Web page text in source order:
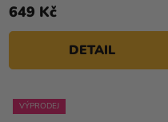
649 Kč
DETAIL
VÝPRODEJ